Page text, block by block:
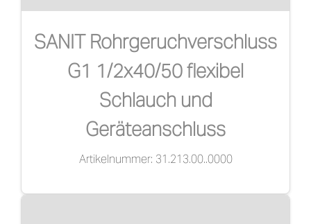
SANIT Rohrgeruchverschluss
G1 1/2x40/50 flexibel
Schlauch und
Geräteanschluss
Artikelnummer: 31.213.00..0000